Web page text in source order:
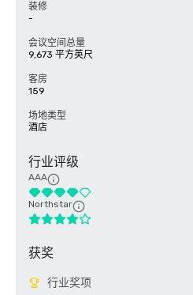
装修
-
会议空间总量
9,673 平方英尺
客房
159
场地类型
酒店
行业评级
AAA
Northstar
获奖
行业奖项